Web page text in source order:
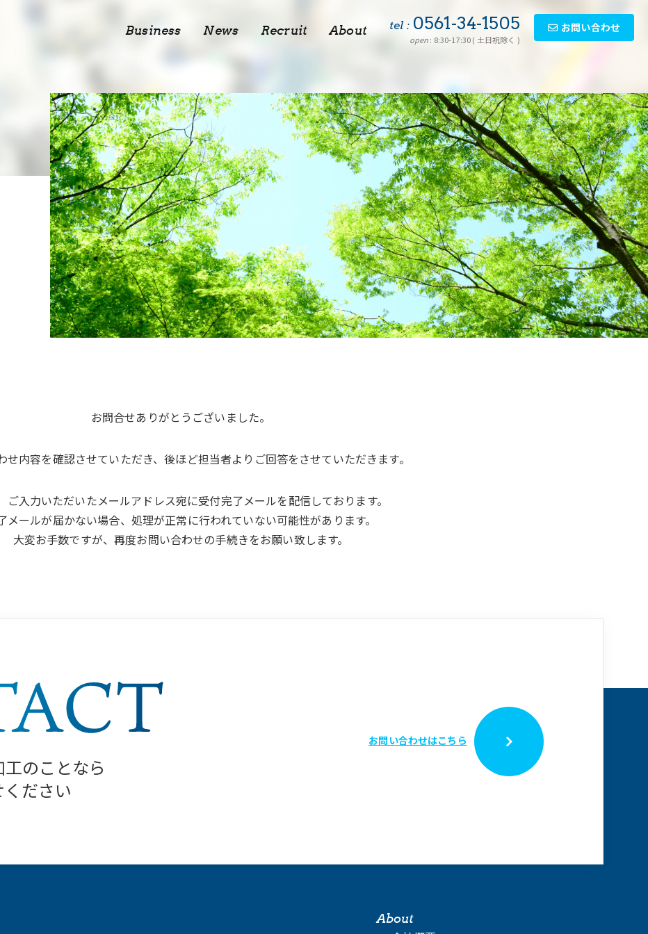
Business News Recruit About tel :0561-34-1505
open: 8:30-17:30 ( 土日祝除く )
お問い合わせ
お問合せありがとうございました。
せ内容を確認させていただき、後ほど担当者よりご回答をさせていただきます。
ご入力いただいたメールアドレス宛に受付完了メールを配信しております。
メールが届かない場合、処理が正常に行われていない可能性があります。
大変お手数ですが、再度お問い合わせの手続きをお願い致します。
のことなら
ださい
お問い合わせはこちら
About